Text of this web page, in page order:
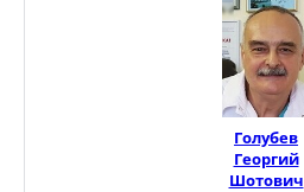
Голубев
Георгий
Шотович